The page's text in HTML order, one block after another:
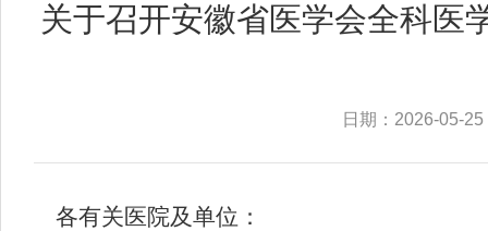
关于召开安徽省医学会全科医
日期：2026-05-25
各有关医院及单位：